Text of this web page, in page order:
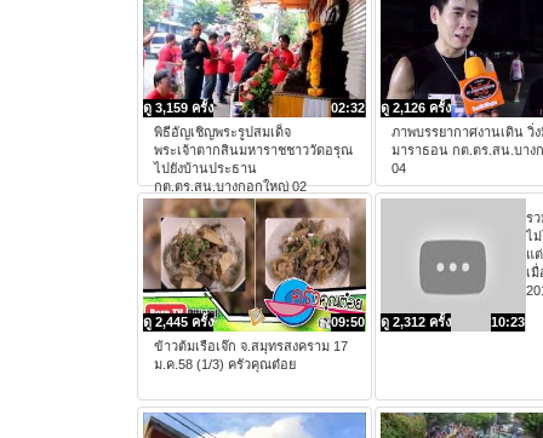
02:32
ดู 3,159 ครั้ง
พิธีอัญเชิญพระรูปสมเด็จ
พระเจ้าตากสินมหาราชชาววัดอรุณ
ไปยังบ้านประธาน
กต.ตร.สน.บางกอกใหญ่ 02
ดู 2,126 ครั้ง
ภาพบรรยากาศงานเดิน วิ่
มาราธอน กต.ตร.สน.บาง
04
09:50
ดู 2,445 ครั้ง
ข้าวต้มเรือเจ๊ก จ.สมุทรสงคราม 17
ม.ค.58 (1/3) ครัวคุณต๋อย
10:23
ดู 2,312 ครั้ง
ร
ไม่
แ
เ